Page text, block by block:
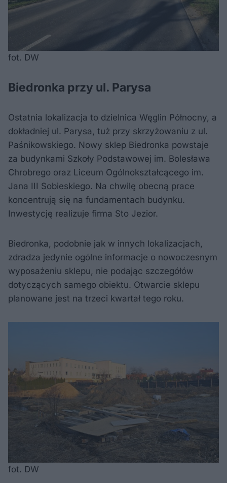
fot. DW
Biedronka przy ul. Parysa
Ostatnia lokalizacja to dzielnica Węglin Północny, a
dokładniej ul. Parysa, tuż przy skrzyżowaniu z ul.
Paśnikowskiego. Nowy sklep Biedronka powstaje
za budynkami Szkoły Podstawowej im. Bolesława
Chrobrego oraz Liceum Ogólnokształcącego im.
Jana III Sobieskiego. Na chwilę obecną prace
koncentrują się na fundamentach budynku.
Inwestycję realizuje firma Sto Jezior.
Biedronka, podobnie jak w innych lokalizacjach,
zdradza jedynie ogólne informacje o nowoczesnym
wyposażeniu sklepu, nie podając szczegółów
dotyczących samego obiektu. Otwarcie sklepu
planowane jest na trzeci kwartał tego roku.
fot. DW